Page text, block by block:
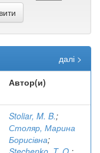
далі >
Автор(и)
Stoliar, M. B.;
Столяр, Марина
Борисівна;